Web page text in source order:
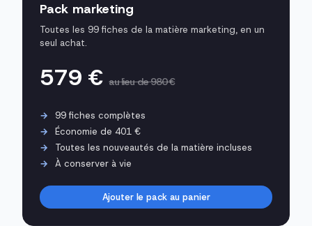
Pack marketing
Toutes les 99 fiches de la matière marketing, en un
seul achat.
579 €au lieu de 980 €
99 fiches complètes
Économie de 401 €
Toutes les nouveautés de la matière incluses
À conserver à vie
Ajouter le pack au panier